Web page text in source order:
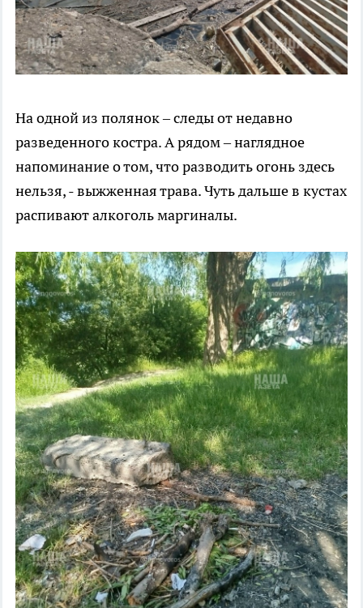
На одной из полянок – следы от недавно
разведенного костра. А рядом – наглядное
напоминание о том, что разводить огонь здесь
нельзя, - выжженная трава. Чуть дальше в кустах
распивают алкоголь маргиналы.